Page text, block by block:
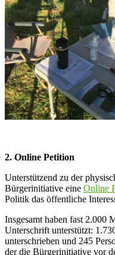
2. Online Petition
Unterstützend zu der
Bürgerinitiative eine Online
Politik das öffentliche
Insgesamt haben fast 2.000
Unterschrift unterstützt:
unterschrieben und 245
der die Bürgerinitiative vor